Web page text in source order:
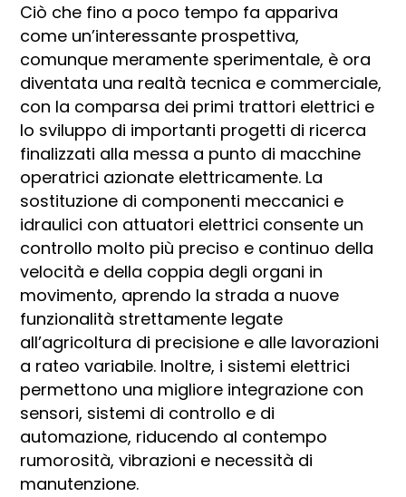
Ciò che fino a poco tempo fa appariva
come un’interessante prospettiva,
comunque meramente sperimentale, è ora
diventata una realtà tecnica e commerciale,
con la comparsa dei primi trattori elettrici e
lo sviluppo di importanti progetti di ricerca
finalizzati alla messa a punto di macchine
operatrici azionate elettricamente. La
sostituzione di componenti meccanici e
idraulici con attuatori elettrici consente un
controllo molto più preciso e continuo della
velocità e della coppia degli organi in
movimento, aprendo la strada a nuove
funzionalità strettamente legate
all’agricoltura di precisione e alle lavorazioni
a rateo variabile. Inoltre, i sistemi elettrici
permettono una migliore integrazione con
sensori, sistemi di controllo e di
automazione, riducendo al contempo
rumorosità, vibrazioni e necessità di
manutenzione.